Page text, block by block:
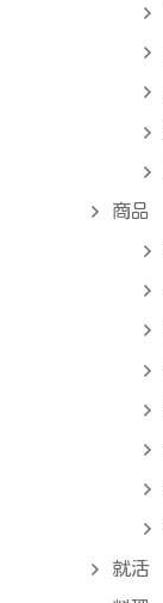
商品
就活